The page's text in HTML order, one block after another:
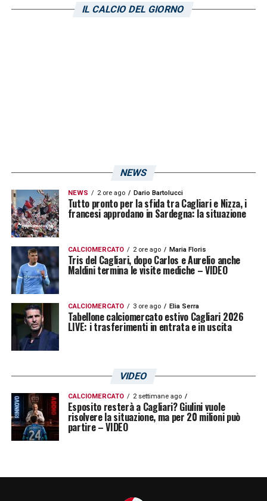
Vinciguerra è esteso al 2026, con opzione
IL CALCIO DEL GIORNO
NEWS
NEWS 2 ore ago Dario Bartolucci
Tutto pronto per la sfida tra Cagliari e Nizza, i
francesi approdano in Sardegna: la situazione
CALCIOMERCATO 2 ore ago Maria Floris
Tris del Cagliari, dopo Carlos e Aurelio anche
Maldini termina le visite mediche – VIDEO
CALCIOMERCATO 3 ore ago Elia Serra
Tabellone calciomercato estivo Cagliari 2026
LIVE: i trasferimenti in entrata e in uscita
VIDEO
CALCIOMERCATO 2 settimane ago
Esposito resterà a Cagliari? Giulini vuole
risolvere la situazione, ma per 20 milioni può
partire – VIDEO